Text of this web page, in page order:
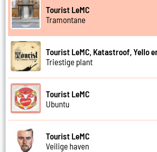
Tourist LeMC
Tramontane
Tourist LeMC, Katastroof, Yello
Triestige plant
Tourist LeMC
Ubuntu
Tourist LeMC
Veilige haven